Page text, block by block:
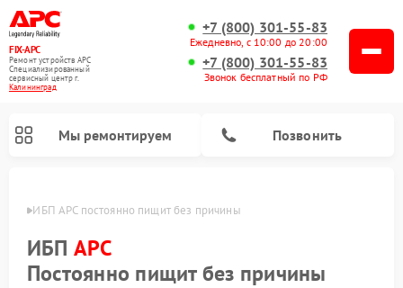
FIX-APC
Ремонт устройств APC
Специализированный
cервисный центр г.
Калининград
+7 (800) 301-55-83
Ежедневно, с 10:00 до 20:00
+7 (800) 301-55-83
Звонок бесплатный по РФ
Мы ремонтируем Позвонить
ИБП APC постоянно пищит без причины
ИБП APC
Постоянно пищит без причины